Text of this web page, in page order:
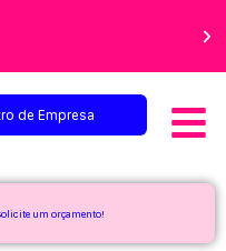
de Empresa
um orçamento!